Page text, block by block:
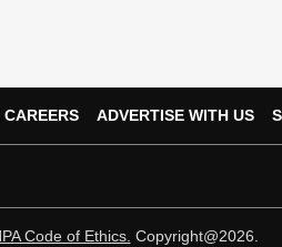
CAREERS ADVERTISE WITH US
Code of Ethics. Copyright@2026.